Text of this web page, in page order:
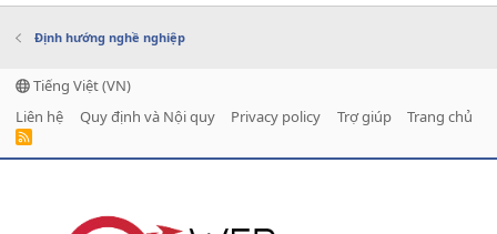
Định hướng nghề nghiệp
Tiếng Việt (VN)
Liên hệ
Quy định và Nội quy Privacy policy Trợ giúp Trang chủ
R